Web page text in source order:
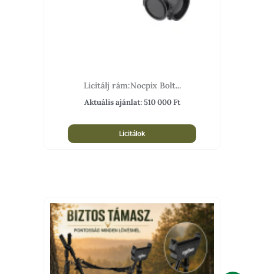
Licitálj rám:Nocpix Bolt...
Aktuális ajánlat:510 000Ft
Licitálok